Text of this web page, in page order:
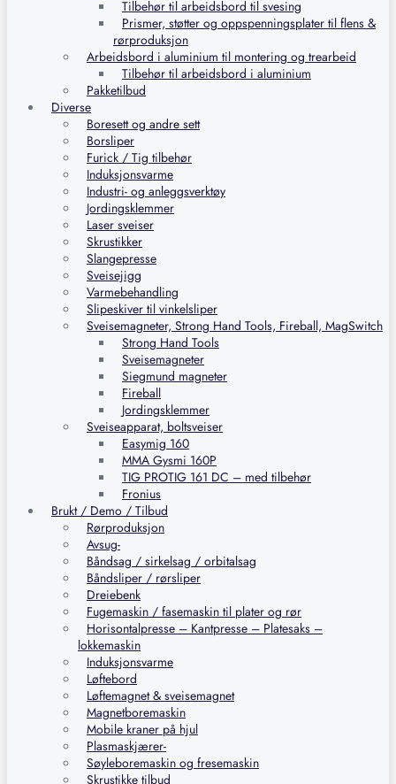
Tilbehør til arbeidsbord til svesing
Prismer, støtter og oppspenningsplater til flens &
rørproduksjon
Arbeidsbord i aluminium til montering og trearbeid
Tilbehør til arbeidsbord i aluminium
Pakketilbud
Diverse
Boresett og andre sett
Borsliper
Furick / Tig tilbehør
Induksjonsvarme
Industri- og anleggsverktøy
Jordingsklemmer
Laser sveiser
Skrustikker
Slangepresse
Sveisejigg
Varmebehandling
Slipeskiver til vinkelsliper
Sveisemagneter, Strong Hand Tools, Fireball, MagSwitch
Strong Hand Tools
Sveisemagneter
Siegmund magneter
Fireball
Jordingsklemmer
Sveiseapparat, boltsveiser
Easymig 160
MMA Gysmi 160P
TIG PROTIG 161 DC – med tilbehør
Fronius
Brukt / Demo / Tilbud
Rørproduksjon
Avsug-
Båndsag / sirkelsag / orbitalsag
Båndsliper / rørsliper
Dreiebenk
Fugemaskin / fasemaskin til plater og rør
Horisontalpresse – Kantpresse – Platesaks –
lokkemaskin
Induksjonsvarme
Løftebord
Løftemagnet & sveisemagnet
Magnetboremaskin
Mobile kraner på hjul
Plasmaskjærer-
Søyleboremaskin og fresemaskin
Skrustikke tilbud